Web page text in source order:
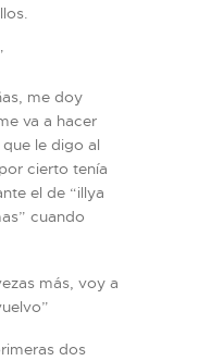
me doy
va a hacer
le digo al
cierto tenía
el de “illya
cuando
más, voy a
dos